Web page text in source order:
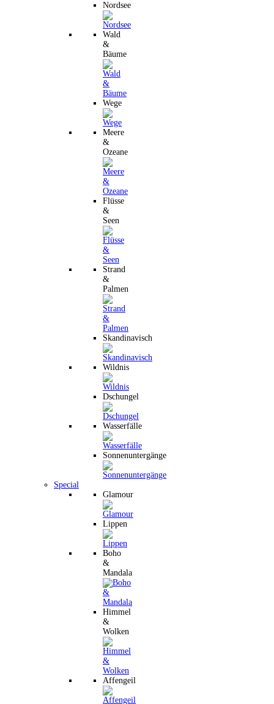
Nordsee
Wald
&
Bäume
Wege
Meere
&
Ozeane
Flüsse
&
Seen
Strand
&
Palmen
Skandinavisch
Wildnis
Dschungel
Wasserfälle
Sonnenuntergänge
Special
Glamour
Lippen
Boho
&
Mandala
Himmel
&
Wolken
Affengeil